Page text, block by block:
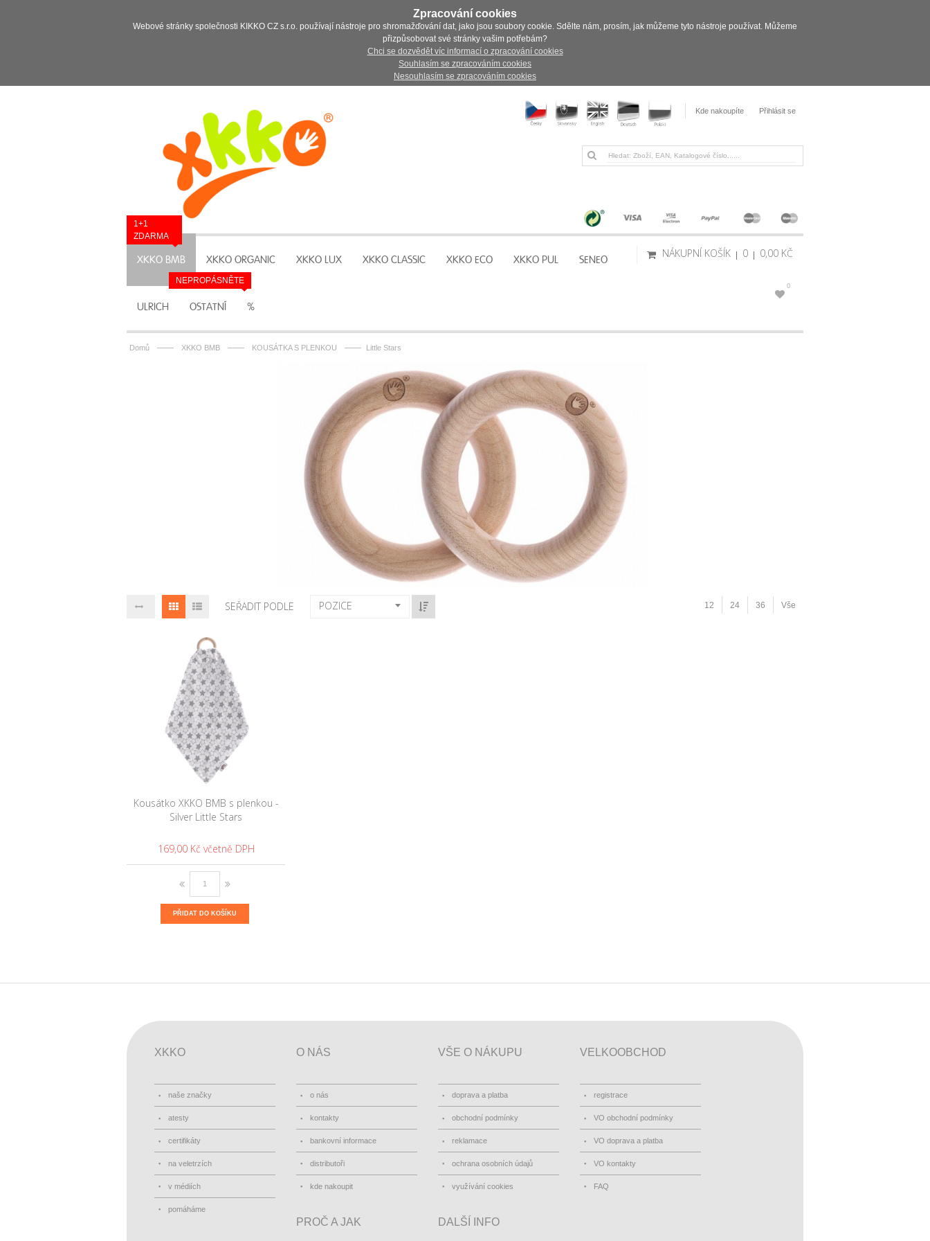
Zpracování cookies
Webové stránky společnosti KIKKO CZ s.r.o. používají nástroje pro shromažďování dat, jako jsou soubory cookie. Sdělte nám, prosím, jak můžeme tyto nástroje používat. Můžeme
přizpůsobovat své stránky vašim potřebám?
Chci se dozvědět víc informací o zpracování cookies
Souhlasím se zpracováním cookies
Nesouhlasím se zpracováním cookies
Kde nakoupíte Přihlásit se
XKKO BMB
1+1
ZDARMA
XKKO ORGANIC XKKO LUX XKKO CLASSIC XKKO ECO XKKO PUL SENEO
ULRICH OSTATNÍ %
NEPROPÁSNĚTE
NÁKUPNÍ KOŠÍK 0 0,00 KČ
0
Domů —— XKKO BMB —— KOUSÁTKA S PLENKOU —— Little Stars
SEŘADIT PODLE POZICE 12 24 36 Vše
Kousátko XKKO BMB s plenkou -
Silver Little Stars
169,00 Kč
PŘIDAT DO KOŠÍKU
XKKO
naše značky
atesty
certifikáty
na veletrzích
v médiích
pomáháme
O NÁS
o nás
kontakty
bankovní informace
distributoři
kde nakoupit
VŠE O NÁKUPU
doprava a platba
obchodní podmínky
reklamace
ochrana osobních údajů
využívání cookies
VELKOOBCHOD
registrace
VO obchodní podmínky
VO doprava a platba
VO kontakty
FAQ
PROČ A JAK DALŠÍ INFO